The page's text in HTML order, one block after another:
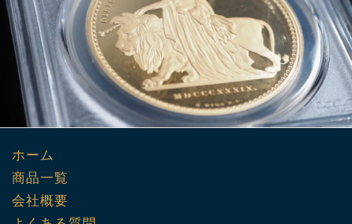
ホーム
商品一覧
会社概要